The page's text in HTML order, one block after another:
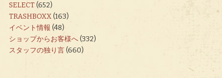
SELECT(652)
TRASHBOXX(163)
イベント情報 (48)
ショップからお客様へ(332)
スタッフの独り言(660)